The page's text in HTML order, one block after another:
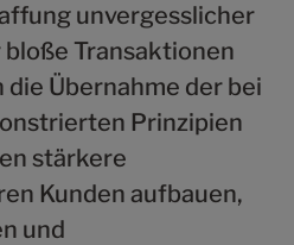
unvergesslicher
Transaktionen
die Übernahme der bei
Prinzipien
stärkere
Kunden aufbauen,
und